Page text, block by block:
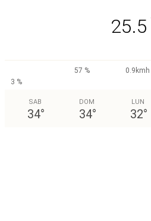
25.5
57 %
0.9kmh
3 %
SAB
34°
DOM
34°
LUN
32°